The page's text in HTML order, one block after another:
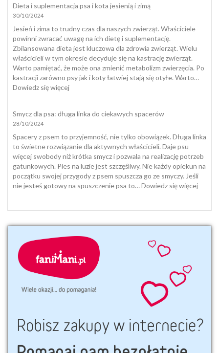
Jak
Polsce
przeżywamy
śmierć
zwierząt
domowych
i
nią
Dieta i suplementacja psa i kota jesienią i zimą
30/10/2024
Jesień i zima to trudny czas dla naszych zwierząt. Właściciele
powinni zwracać uwagę na ich dietę i suplementację.
Zbilansowana dieta jest kluczowa dla zdrowia zwierząt. Wielu
właścicieli w tym okresie decyduje się na kastrację zwierząt.
Warto pamiętać, że może ona zmienić metabolizm zwierzęcia. Po
kastracji zarówno psy jak i koty łatwiej stają się otyłe. Warto…
Dowiedz się więcej:
suplementacja
i
kota
jesienią
i
zimą
Smycz dla psa: długa linka do ciekawych spacerów
28/10/2024
Spacery z psem to przyjemność, nie tylko obowiązek. Długa linka
to świetne rozwiązanie dla aktywnych właścicieli. Daje psu
więcej swobody niż krótka smycz i pozwala na realizację potrzeb
gatunkowych. Pies na luzie jest szczęśliwy. Nie każdy opiekun na
początku swojej przygody z psem spuszcza go ze smyczy. Jeśli
nie jesteś gotowy na spuszczenie psa to…Dowiedz się więcej:
długa